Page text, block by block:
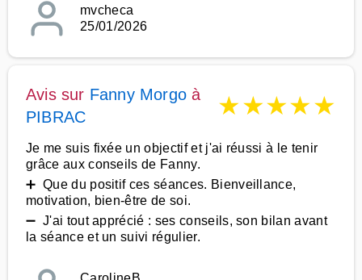
mvcheca
25/01/2026
Avis sur Fanny Morgo à
PIBRAC
★★★★★
Je me suis fixée un objectif et j'ai réussi à le tenir
grâce aux conseils de Fanny.
➕ Que du positif ces séances. Bienveillance,
motivation, bien-être de soi.
➖ J'ai tout apprécié : ses conseils, son bilan avant
la séance et un suivi régulier.